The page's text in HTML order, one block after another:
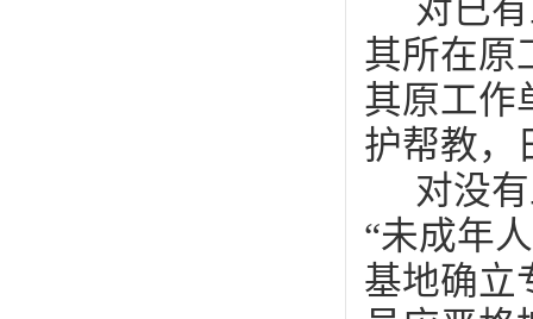
对已
其所在原
其原工作
护帮教，
对没
“未成年
基地确立